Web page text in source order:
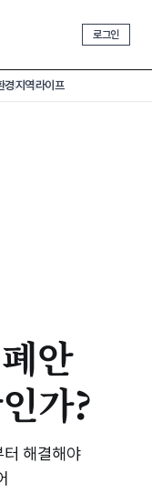
로그인
경지역라이프
안
가?
해결해야